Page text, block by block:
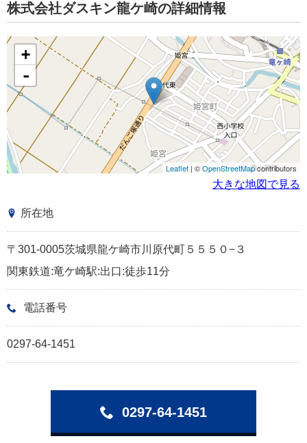
株式会社ダスキン龍ケ崎の詳細情報
+
-
Leaflet | ©OpenStreetMapcontributors
大きな地図で見る
所在地
〒301-0005茨城県龍ケ崎市川原代町５５５０−３
関東鉄道:竜ケ崎駅:出口:徒歩11分
電話番号
0297-64-1451
0297-64-1451